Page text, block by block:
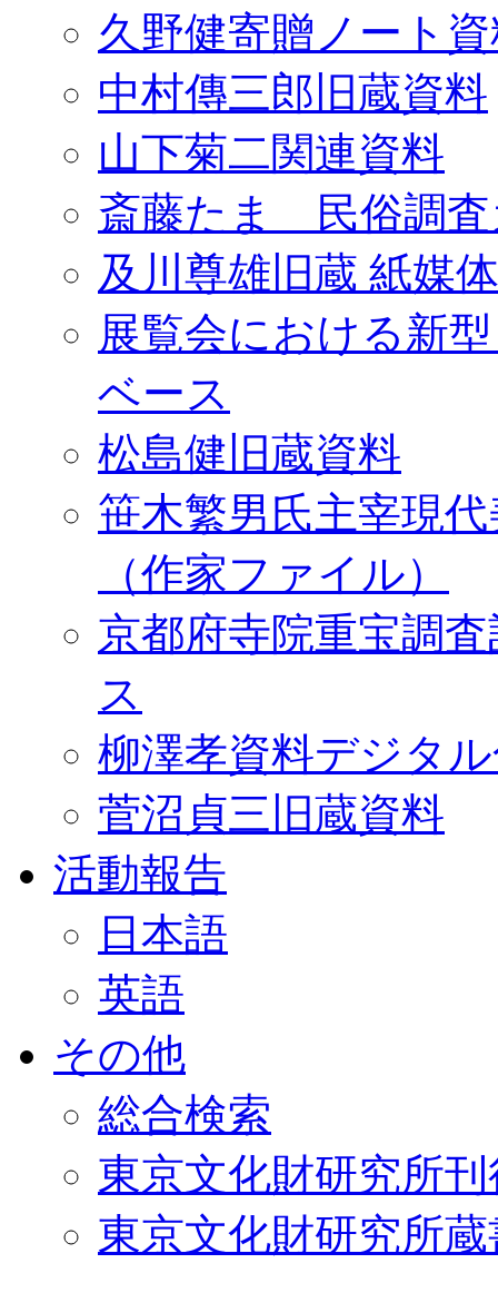
久野健寄贈ノート
中村傳三郎旧蔵資料
山下菊二関連資料
斎藤たま 民俗調査
及川尊雄旧蔵 紙媒
展覧会における新
ベース
松島健旧蔵資料
笹木繁男氏主宰現
（作家ファイル）
京都府寺院重宝調
ス
柳澤孝資料デジタ
菅沼貞三旧蔵資料
活動報告
日本語
英語
その他
総合検索
東京文化財研究所
東京文化財研究所